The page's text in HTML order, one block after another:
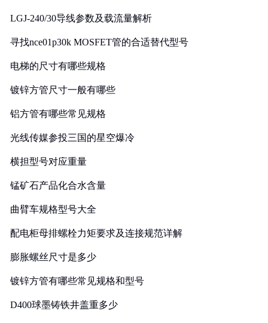
LGJ-240/30导线参数及载流量解析
寻找nce01p30k MOSFET管的合适替代型号
电梯的尺寸有哪些规格
镀锌方管尺寸一般有哪些
铝方管有哪些常见规格
光线传媒参投三国的星空爆冷
横担型号对应重量
锰矿石产品化合水含量
曲臂车规格型号大全
配电柜母排螺栓力矩要求及连接规范详解
膨胀螺丝尺寸是多少
镀锌方管有哪些常见规格和型号
D400球墨铸铁井盖重多少